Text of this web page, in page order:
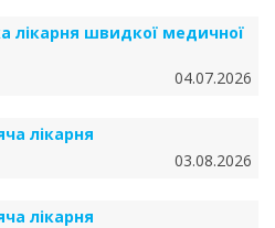
лікарня швидкої медичної
04.07.2026
лікарня
03.08.2026
лікарня